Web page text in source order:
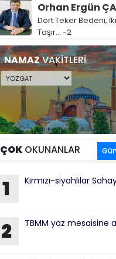
Orhan Ergün
Dört Teker Bedeni,
Taşır… -2
NAMAZVAKİTLERİ
ÇOKOKUNANLAR
1 Kırmızı-siyahlılar
2 TBMM yaz mesaisine